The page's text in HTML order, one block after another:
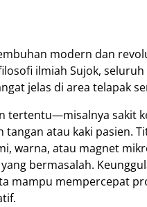
modern dan
ilmiah Sujok,
jelas di area telapak
tertentu—misalnya sakit
atau kaki pasien.
warna, atau magnet
bermasalah.
mampu mempercepat